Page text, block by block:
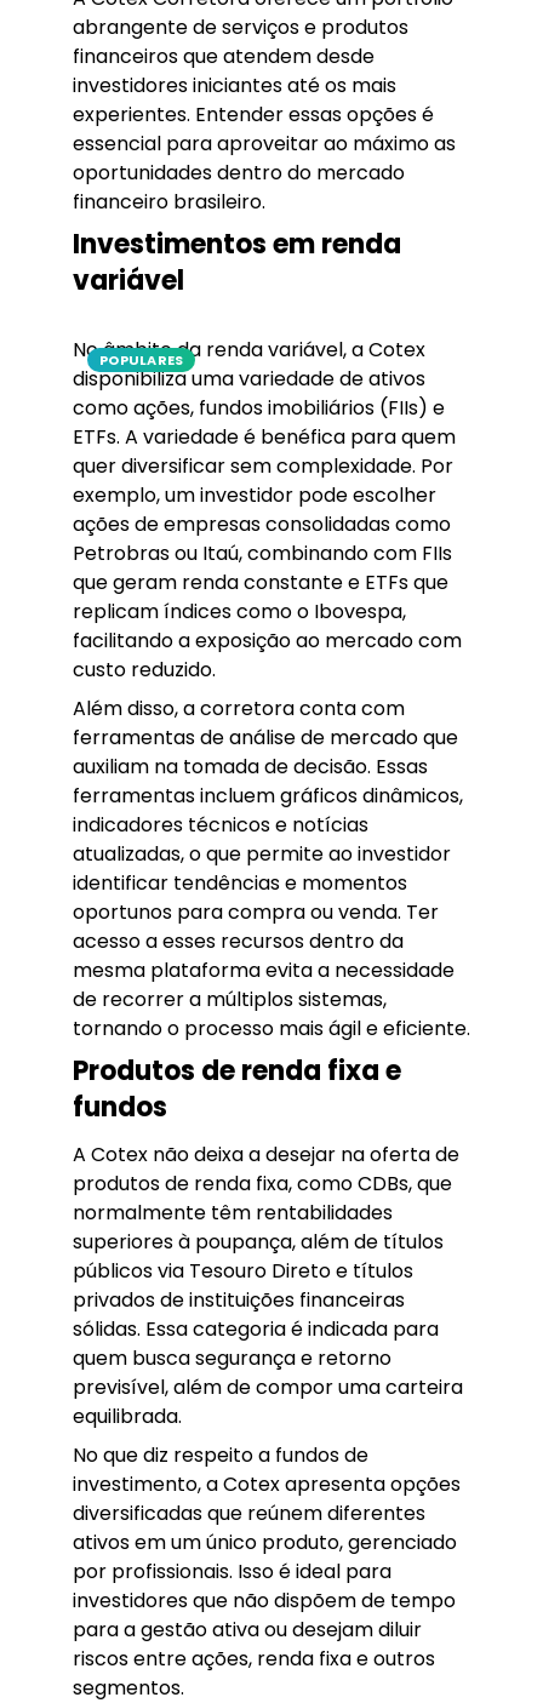
abrangente de serviços e produtos
financeiros que atendem desde
investidores iniciantes até os mais
experientes. Entender essas opções é
essencial para aproveitar ao máximo as
oportunidades dentro do mercado
financeiro brasileiro.
Investimentos em renda
variável
POPULARES
No âmbito da renda variável, a Cotex
disponibiliza uma variedade de ativos
como ações, fundos imobiliários (FIIs) e
ETFs. A variedade é benéfica para quem
quer diversificar sem complexidade. Por
exemplo, um investidor pode escolher
ações de empresas consolidadas como
Petrobras ou Itaú, combinando com FIIs
que geram renda constante e ETFs que
replicam índices como o Ibovespa,
facilitando a exposição ao mercado com
custo reduzido.
Além disso, a corretora conta com
ferramentas de análise de mercado que
auxiliam na tomada de decisão. Essas
ferramentas incluem gráficos dinâmicos,
indicadores técnicos e notícias
atualizadas, o que permite ao investidor
identificar tendências e momentos
oportunos para compra ou venda. Ter
acesso a esses recursos dentro da
mesma plataforma evita a necessidade
de recorrer a múltiplos sistemas,
tornando o processo mais ágil e eficiente.
Produtos de renda fixa e
fundos
A Cotex não deixa a desejar na oferta de
produtos de renda fixa, como CDBs, que
normalmente têm rentabilidades
superiores à poupança, além de títulos
públicos via Tesouro Direto e títulos
privados de instituições financeiras
sólidas. Essa categoria é indicada para
quem busca segurança e retorno
previsível, além de compor uma carteira
equilibrada.
No que diz respeito a fundos de
investimento, a Cotex apresenta opções
diversificadas que reúnem diferentes
ativos em um único produto, gerenciado
por profissionais. Isso é ideal para
investidores que não dispõem de tempo
para a gestão ativa ou desejam diluir
riscos entre ações, renda fixa e outros
segmentos.